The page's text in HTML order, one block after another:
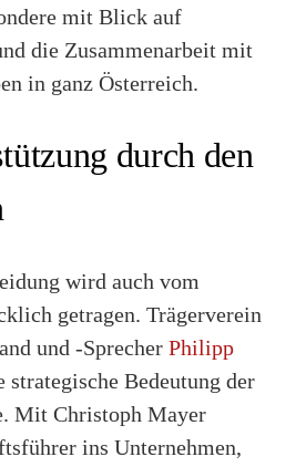
mit Blick auf
die Zusammenarbeit mit
in ganz Österreich.
durch den
wird auch vom
getragen. Trägerverein
und -Sprecher Philipp
strategische Bedeutung der
Mit Christoph Mayer
ins Unternehmen,